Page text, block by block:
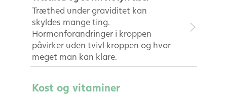
Træthed under graviditet kan
skyldes mange ting.
Hormonforandringer i kroppen
påvirker uden tvivl kroppen og hvor
meget man kan klare.
Kost og vitaminer